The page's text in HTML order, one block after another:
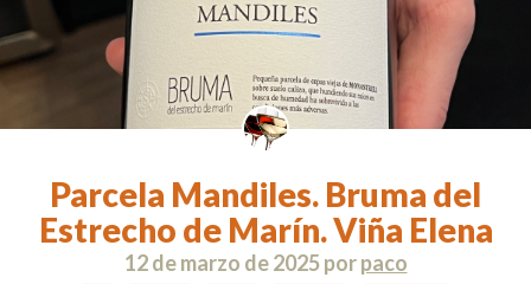
Parcela Mandiles. Bruma del
Estrecho de Marín. Viña Elena
12 de marzo de 2025porpaco